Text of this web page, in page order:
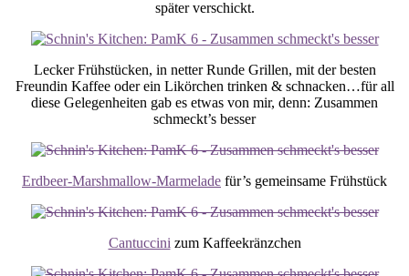
später verschickt.
Lecker Frühstücken, in netter Runde Grillen, mit der besten
Freundin Kaffee oder ein Likörchen trinken & schnacken…für all
diese Gelegenheiten gab es etwas von mir, denn: Zusammen
schmeckt’s besser
Erdbeer-Marshmallow-Marmelade für’s gemeinsame Frühstück
Cantuccini zum Kaffeekränzchen